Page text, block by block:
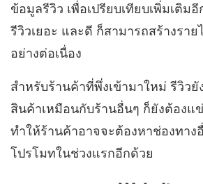
ข้อมูลรีวิว เพื่อเปรียบเทียบเพิ่มเติม
รีวิวเยอะ และดี ก็สามารถสร้างรา
อย่างต่อเนื่อง
สำหรับร้านค้าที่พึ่งเข้ามาใหม่ รีวิว
สินค้าเหมือนกับร้านอื่นๆ ก็ยังต้องแข่
ทำให้ร้านค้าอาจจะต้องหาช่องทาง
โปรโมทในช่วงแรกอีกด้วย